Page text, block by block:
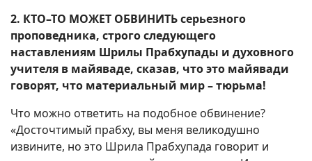
2. КТО–ТО МОЖЕТ ОБВИНИТЬ серьезного
проповедника, строго следующего
наставлениям Шрилы Прабхупады и духовного
учителя в майяваде, сказав, что это майявади
говорят, что материальный мир – тюрьма!
Что можно ответить на подобное обвинение?
«Досточтимый прабху, вы меня великодушно
извините, но это Шрила Прабхупада говорит и